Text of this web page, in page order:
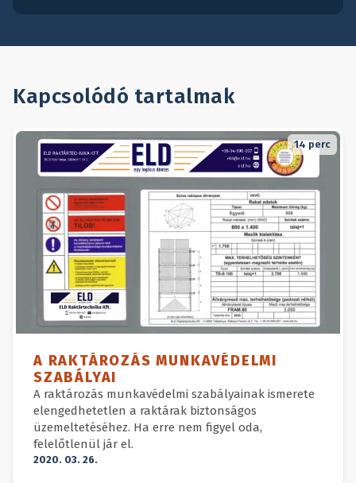
Kapcsolódó tartalmak
14perc
A RAKTÁROZÁS MUNKAVÉDELMI
SZABÁLYAI
A raktározás munkavédelmi szabályainak ismerete
elengedhetetlen a raktárak biztonságos
üzemeltetéséhez. Ha erre nem figyel oda,
felelőtlenül jár el.
2020. 03. 26.